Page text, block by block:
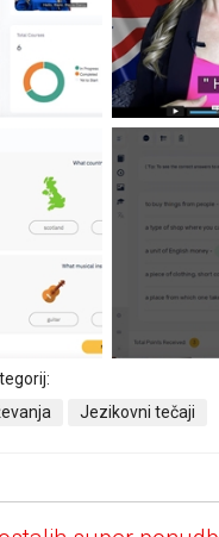
Jezikovni tečaji